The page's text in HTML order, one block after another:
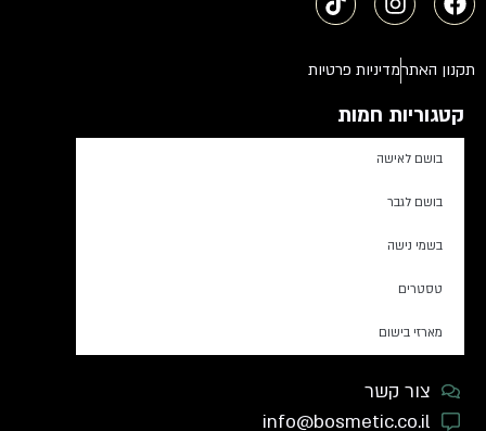
תקנון האתרמדיניות פרטיות
קטגוריות חמות
בושם לאישה
בושם לגבר
בשמי נישה
טסטרים
מארזי בישום
צור קשר
info@bosmetic.co.il